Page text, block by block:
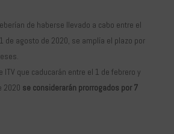
de haberse llevado a cabo entre el
de agosto de 2020, se amplía el plazo por
ITV que caducarán entre el 1 de febrero y
2020 se considerarán prorrogados por 7